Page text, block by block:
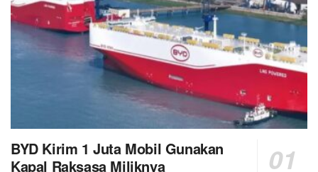
BYD Kirim 1 Juta Mobil Gunakan
Kapal Raksasa Miliknya